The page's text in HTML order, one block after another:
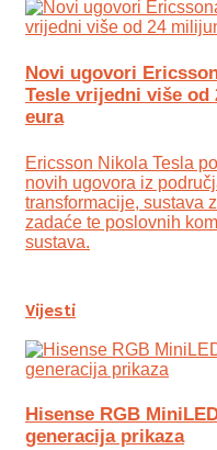
Novi ugovori
Tesle vrijedni više od
eura
Ericsson Nikola Tesla
novih ugovora iz
transformacije, sustava
zadaće te poslovnih
sustava.
Vijesti
Hisense RGB
generacija prikaza